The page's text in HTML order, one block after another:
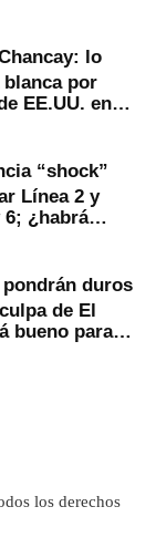
lo
blanca por
EE.UU. en
“shock”
Línea 2 y
6; ¿habrá
pondrán duros
de El
bueno para
los derechos